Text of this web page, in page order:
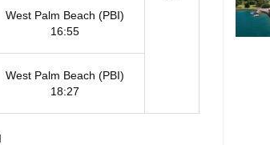
West Palm Beach (PBI)
16:55
West Palm Beach (PBI)
18:27